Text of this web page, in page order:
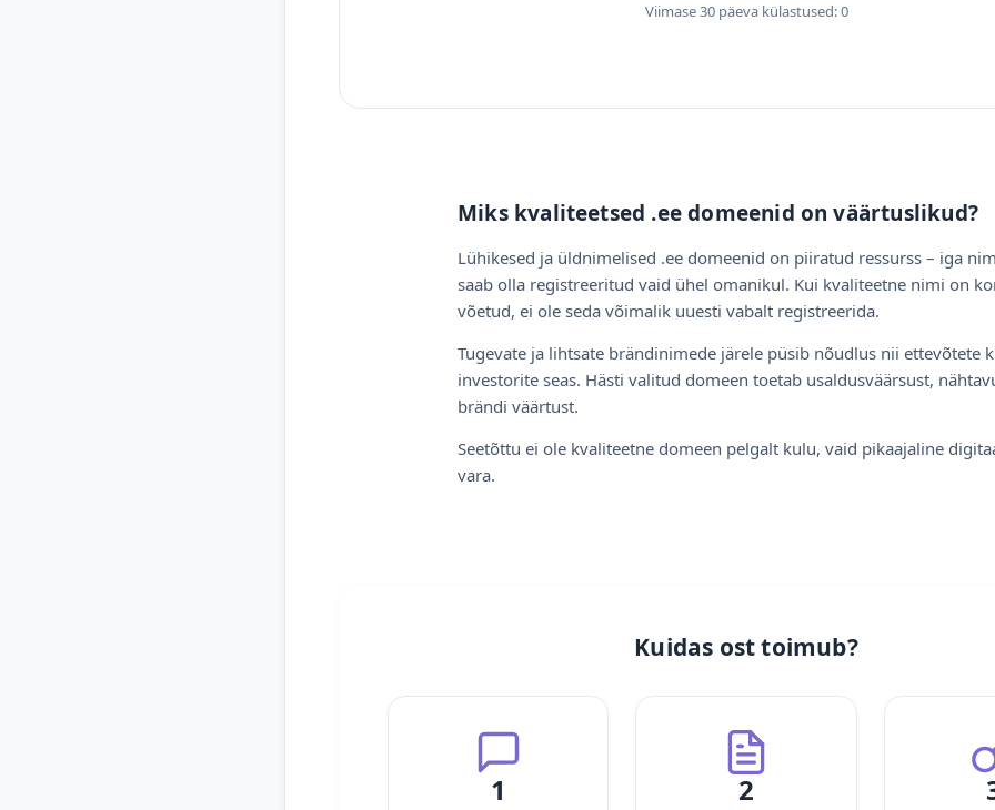
Viimase 30 päeva külastused: 0
Miks kvaliteetsed .ee domeenid on väärtuslikud?
Lühikesed ja üldnimelised .ee domeenid on piiratud ressurss – iga
saab olla registreeritud vaid ühel omanikul. Kui kvaliteetne nimi on
võetud, ei ole seda võimalik uuesti vabalt registreerida.
Tugevate ja lihtsate brändinimede järele püsib nõudlus nii ettevõtete
investorite seas. Hästi valitud domeen toetab usaldusväärsust,
brändi väärtust.
Seetõttu ei ole kvaliteetne domeen pelgalt kulu, vaid pikaajaline
vara.
Kuidas ost toimub?
1 2